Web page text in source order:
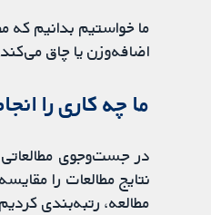
ما خواستیم بدانیم
اضافه‌وزن یا چاق
ما چه کاری را
در جست‌وجوی
نتایج مطالعات را
مطالعه، رتبه‌بندی